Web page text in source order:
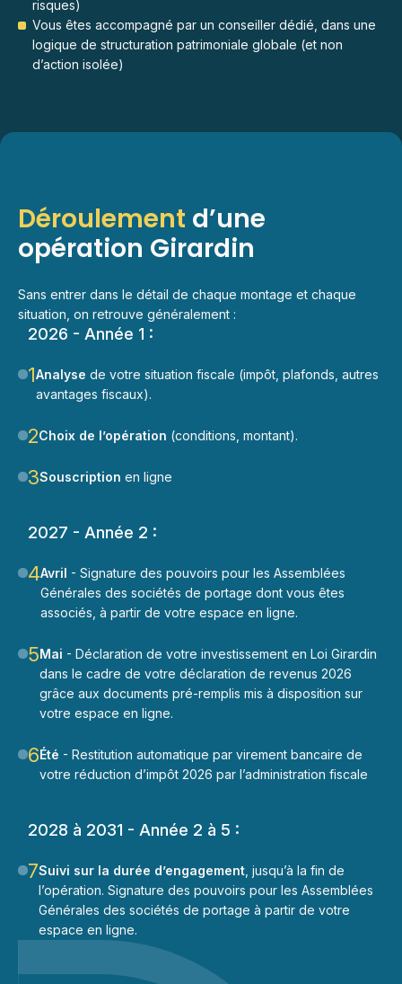
risques)
Vous êtes accompagné par un conseiller dédié, dans une
logique de structuration patrimoniale globale (et non
d’action isolée)
Déroulement d’une
opération Girardin
Sans entrer dans le détail de chaque montage et chaque
situation, on retrouve généralement :
2026 - Année 1 :
1Analyse de votre situation fiscale (impôt, plafonds, autres
avantages fiscaux).
2Choix de l’opération (conditions, montant).
3Souscription en ligne
2027 - Année 2 :
4Avril - Signature des pouvoirs pour les Assemblées
Générales des sociétés de portage dont vous êtes
associés, à partir de votre espace en ligne.
5Mai - Déclaration de votre investissement en Loi Girardin
dans le cadre de votre déclaration de revenus 2026
grâce aux documents pré-remplis mis à disposition sur
votre espace en ligne.
6Été - Restitution automatique par virement bancaire de
votre réduction d’impôt 2026 par l’administration fiscale
2028 à 2031 - Année 2 à 5 :
7Suivi sur la durée d’engagement , jusqu’à la fin de
l’opération. Signature des pouvoirs pour les Assemblées
Générales des sociétés de portage à partir de votre
espace en ligne.